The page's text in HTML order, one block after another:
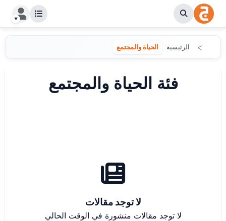
الحياة والمجتمع الرئيسية
فئة الحياة والمجتمع
لا توجد مقالات
لا توجد مقالات منشورة في الوقت الحالي